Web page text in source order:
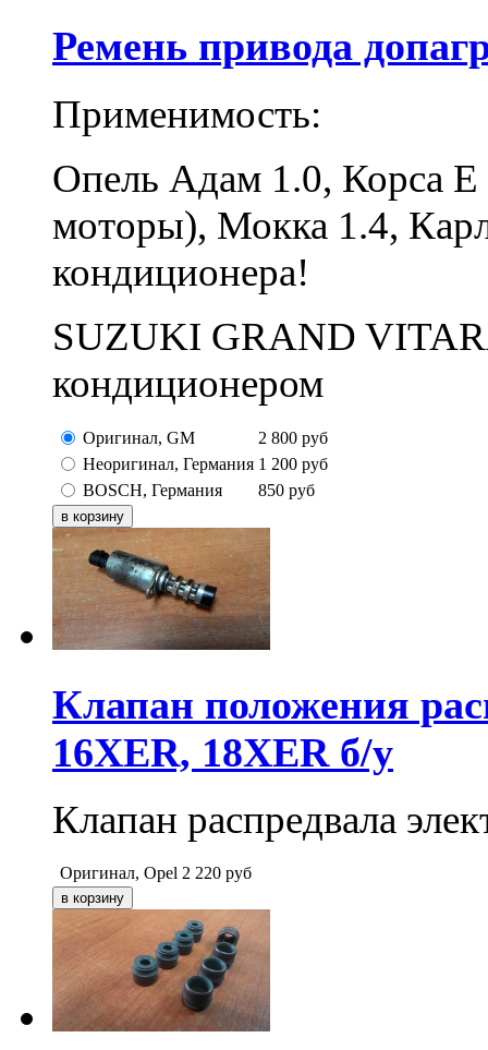
Ремень привода
Применимость:
Опель Адам 1.0, Корса Е
моторы), Мокка 1.4,
кондиционера!
SUZUKI GRAND
кондиционером
Оригинал, GM 2 800 руб
Неоригинал, Германия 1 200 руб
BOSCH, Германия
850 руб
Клапан положения
16XER, 18XER б/у
Клапан распредвала
Оригинал, Opel 2 220 руб